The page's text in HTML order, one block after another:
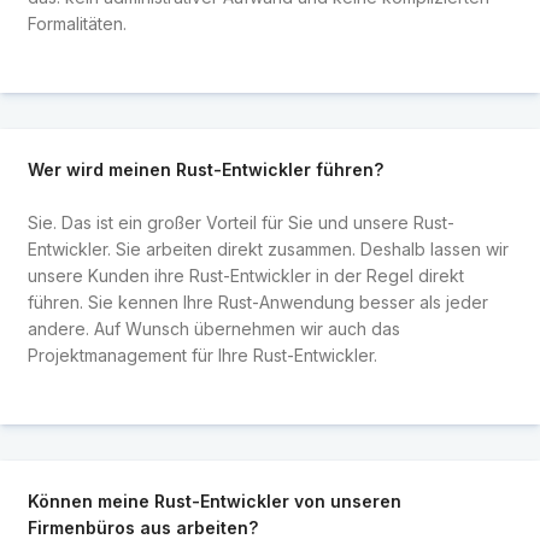
Formalitäten.
Wer wird meinen Rust-Entwickler führen?
Sie. Das ist ein großer Vorteil für Sie und unsere Rust-
Entwickler. Sie arbeiten direkt zusammen. Deshalb lassen wir
unsere Kunden ihre Rust-Entwickler in der Regel direkt
führen. Sie kennen Ihre Rust-Anwendung besser als jeder
andere. Auf Wunsch übernehmen wir auch das
Projektmanagement für Ihre Rust-Entwickler.
Können meine Rust-Entwickler von unseren
Firmenbüros aus arbeiten?